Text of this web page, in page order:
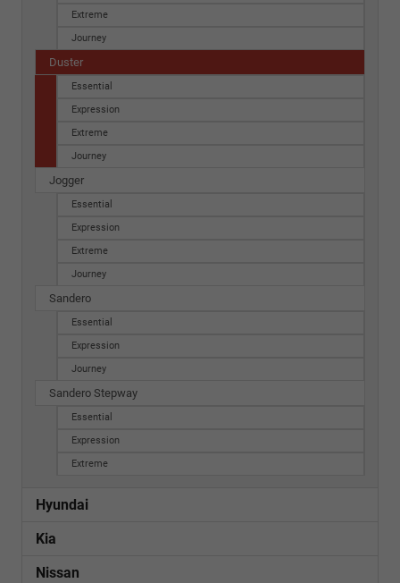
Extreme
Journey
Duster
Essential
Expression
Extreme
Journey
Jogger
Essential
Expression
Extreme
Journey
Sandero
Essential
Expression
Journey
Sandero Stepway
Essential
Expression
Extreme
Hyundai
Kia
Nissan